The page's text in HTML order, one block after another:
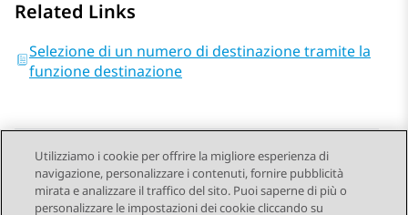
Related Links
Selezione di un numero di destinazione tramite la
funzione destinazione
Send Feedback
Utilizziamo i cookie per offrire la migliore esperienza di
navigazione, personalizzare i contenuti, fornire pubblicità
mirata e analizzare il traffico del sito. Puoi saperne di più o
personalizzare le impostazioni dei cookie cliccando su